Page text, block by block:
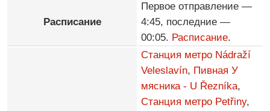
Расписание
Первое отправление —
4:45, последние —
00:05. Расписание.
Станция метро Nádraží
Veleslavín, Пивная У
мясника - U Řezníka,
Станция метро Petřiny,